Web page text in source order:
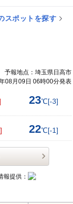
スポットを探す
予報地点：埼玉県日高市
08月09日 06時00分発表
23℃[-3]
22℃[-1]
報提供：